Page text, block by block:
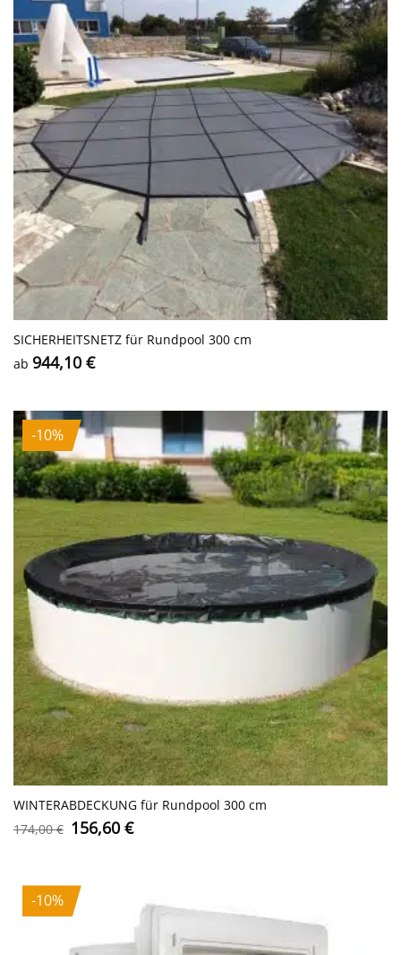
SICHERHEITS­NETZ für Rundpool 300 cm
ab 944,10 €
-10%
WINTERABDECKUNG für Rundpool 300 cm
174,00€ Ursprünglicher
Preis
156,60 €Aktueller
-10%